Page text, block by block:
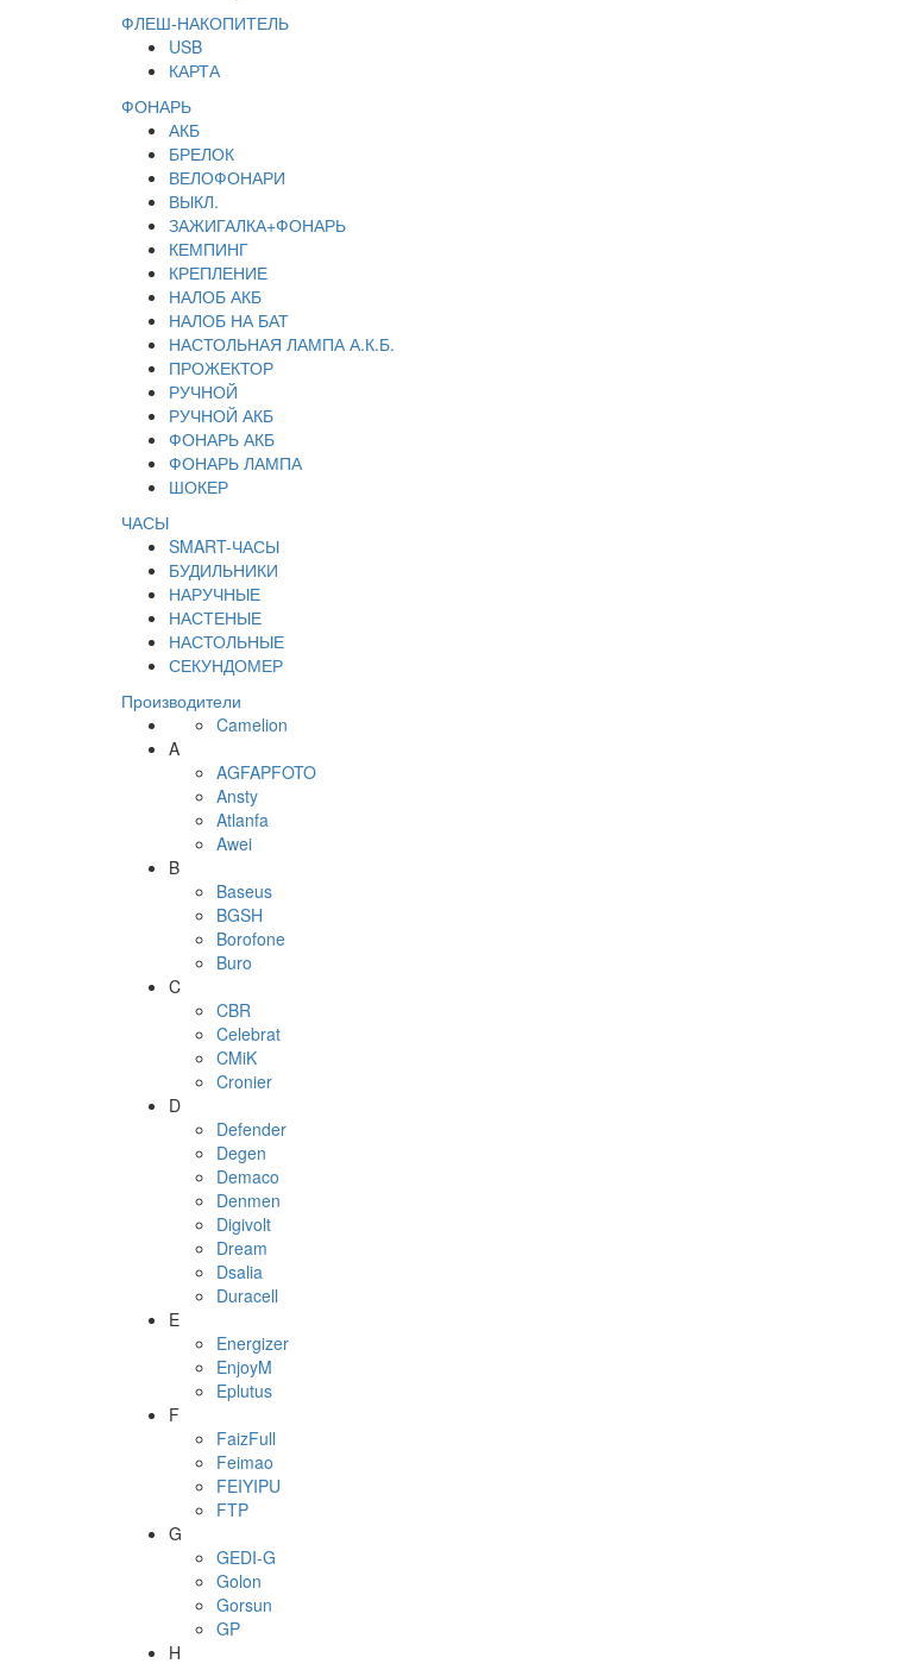
ФЛЕШ-НАКОПИТЕЛЬ
USB
КАРТА
ФОНАРЬ
АКБ
БРЕЛОК
ВЕЛОФОНАРИ
ВЫКЛ.
ЗАЖИГАЛКА+ФОНАРЬ
КЕМПИНГ
КРЕПЛЕНИЕ
НАЛОБ АКБ
НАЛОБ НА БАТ
НАСТОЛЬНАЯ ЛАМПА А.К.Б.
ПРОЖЕКТОР
РУЧНОЙ
РУЧНОЙ АКБ
ФОНАРЬ АКБ
ФОНАРЬ ЛАМПА
ШОКЕР
ЧАСЫ
SMART-ЧАСЫ
БУДИЛЬНИКИ
НАРУЧНЫЕ
НАСТЕНЫЕ
НАСТОЛЬНЫЕ
СЕКУНДОМЕР
Производители
Camelion
A
AGFAPFOTO
Ansty
Atlanfa
Awei
B
Baseus
BGSH
Borofone
Buro
C
CBR
Celebrat
CMiK
Cronier
D
Defender
Degen
Demaco
Denmen
Digivolt
Dream
Dsalia
Duracell
E
Energizer
EnjoyM
Eplutus
F
FaizFull
Feimao
FEIYIPU
FTP
G
GEDI-G
Golon
Gorsun
GP
H